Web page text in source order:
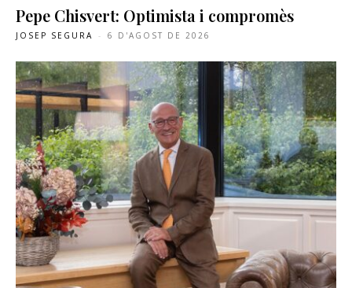
Pepe Chisvert: Optimista i compromès
JOSEP SEGURA - 6 D'AGOST DE 2026